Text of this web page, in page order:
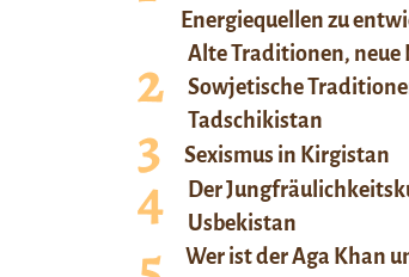
Energiequellen zu
Alte Traditionen, neue
Sowjetische
Tadschikistan
Sexismus in Kirgistan
Der
Usbekistan
Wer ist der Aga Khan